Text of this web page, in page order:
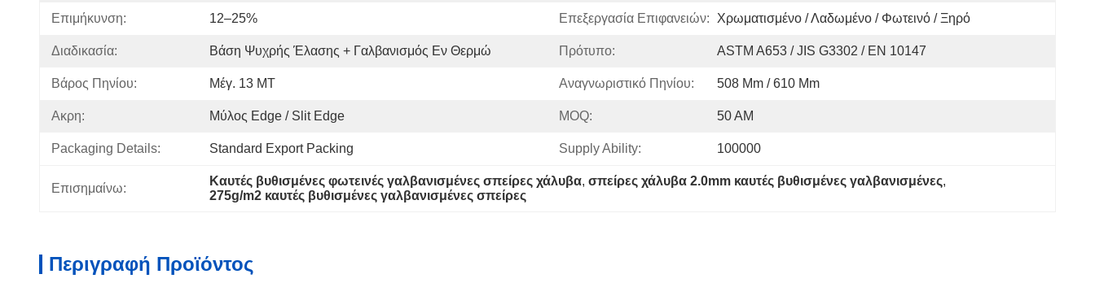
Επιμήκυνση: 12–25% Επεξεργασία Επιφανειών: Χρωματισμένο / Λαδωμένο / Φωτεινό / Ξηρό
Διαδικασία: Βάση Ψυχρής Έλασης + Γαλβανισμός Εν Θερμώ Πρότυπο: ASTM A653 / JIS G3302 / EN 10147
Βάρος Πηνίου: Μέγ. 13 MT Αναγνωριστικό Πηνίου: 508 Mm / 610 Mm
Ακρη: Μύλος Edge / Slit Edge MOQ: 50 ΑΜ
Packaging Details: Standard Export Packing Supply Ability: 100000
Επισημαίνω:
Καυτές βυθισμένες φωτεινές γαλβανισμένες σπείρες χάλυβα, σπείρες χάλυβα 2.0mm καυτές βυθισμένες γαλβανισμένες,
275g/m2 καυτές βυθισμένες γαλβανισμένες σπείρες
Περιγραφή Προϊόντος